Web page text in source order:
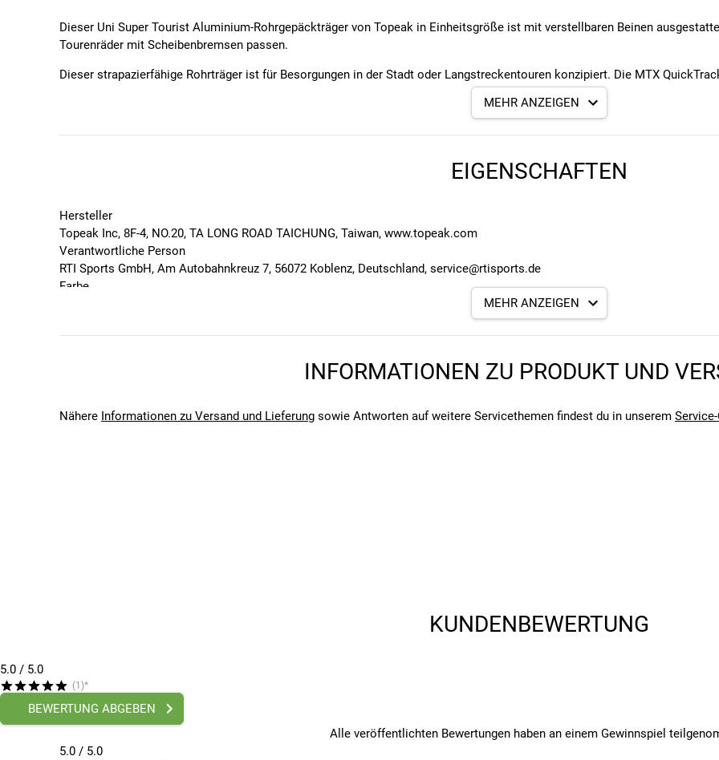
Dieser Uni Super Tourist Aluminium-Rohrgepäckträger von Topeak in Einheitsgröße ist mit verstellbaren Beinen
Tourenräder mit Scheibenbremsen passen.
Dieser strapazierfähige Rohrträger ist für Besorgungen in der Stadt oder Langstreckentouren konzipiert. Die MTX
Heckkörben und den meisten anderen Gepäckträgern und Packtaschen auf dem Markt kompatibel.
max. Belastbarkeit: 26 kg (erfüllt EN 14872 / ISO 11243)
Größe: 41 x 34 x 25 cm
Kompatibilität: MTX TrunkBags / MTX Heckkörbe
Material:6061 T-6 hohles Aluminium
1 x Topeak Gepäckträger Uni Super Tourist 2.0
MEHR ANZEIGEN
EIGENSCHAFTEN
Hersteller
Topeak Inc, 8F-4, NO.20, TA LONG ROAD TAICHUNG, Taiwan, www.topeak.com
Verantwortliche Person
RTI Sports GmbH, Am Autobahnkreuz 7, 56072 Koblenz, Deutschland, service@rtisports.de
Farbe
Unisex
2026
Bitte beachte, dass es zu Abweichungen zwischen den angegebenen- und den verbauten Komponenten bei Fahrrädern
MEHR ANZEIGEN
INFORMATIONEN ZU PRODUKT UND
Nähere Informationen zu Versand und Lieferungsowie Antworten auf weitere Servicethemen findest du in unserem
KUNDENBEWERTUNG
5.0 / 5.0
(1)*
BEWERTUNG ABGEBEN
Alle veröffentlichten Bewertungen haben an einem Gewinnspiel
5.0 / 5.0